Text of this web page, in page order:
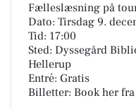
Fælleslæsning på
Dato: Tirsdag 9.
Tid: 17:00
Sted: Dyssegård
Hellerup
Entré: Gratis
Billetter: Book her